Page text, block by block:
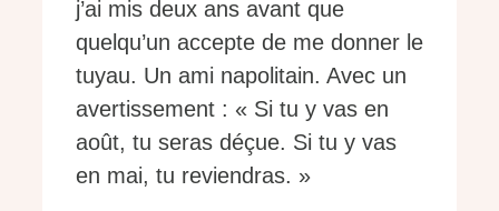
j’ai mis deux ans avant que
quelqu’un accepte de me donner le
tuyau. Un ami napolitain. Avec un
avertissement : « Si tu y vas en
août, tu seras déçue. Si tu y vas
en mai, tu reviendras. »